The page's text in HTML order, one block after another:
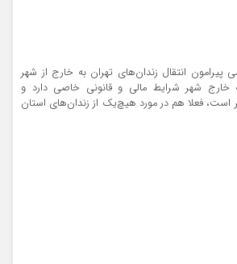
انتقال زندان‌های تهران به خارج از شهر
خارج شهر شرایط مالی و قانونی خاصی دارد و
است، فعلا هم در مورد هیچ‌یک از زندان‌های استان